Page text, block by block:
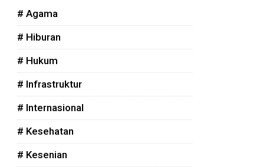
# Agama
# Hiburan
# Hukum
# Infrastruktur
# Internasional
# Kesehatan
# Kesenian